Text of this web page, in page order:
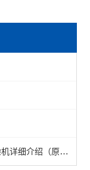
材料力学相关从业人员必看资料—材料试验机详细介绍（原创）